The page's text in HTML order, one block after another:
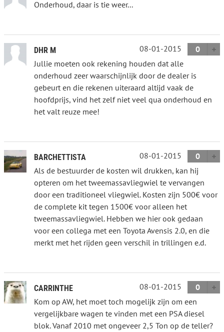
Onderhoud, daar is tie weer...
DHR M 08-01-2015
0
Jullie moeten ook rekening houden dat alle
onderhoud zeer waarschijnlijk door de dealer is
gebeurt en die rekenen uiteraard altijd vaak de
hoofdprijs, vind het zelf niet veel qua onderhoud en
het valt reuze mee!
BARCHETTISTA 08-01-2015
0
Als de bestuurder de kosten wil drukken, kan hij
opteren om het tweemassavliegwiel te vervangen
door een traditioneel vliegwiel. Kosten zijn 500€ voor
de complete kit tegen 1500€ voor alleen het
tweemassavliegwiel. Hebben we hier ook gedaan
voor een collega met een Toyota Avensis 2.0, en die
merkt met het rijden geen verschil in trillingen e.d.
CARRINTHE 08-01-2015
0
Kom op AW, het moet toch mogelijk zijn om een
vergelijkbare wagen te vinden met een PSA diesel
blok. Vanaf 2010 met ongeveer 2,5 Ton op de teller?